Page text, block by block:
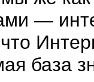
—
база